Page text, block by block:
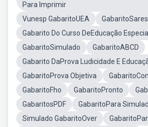
Para Imprimir
Vunesp GabaritoUEA
Gabarito Do Curso DeEducação
GabaritoSimulado
GabaritoABCD
Gabarito DaProva Ludicidade E
GabaritoProva Objetiva
GabaritoFho
GabaritoPronto
GabaritosPDF
GabaritoPara
Simulado GabaritoOver